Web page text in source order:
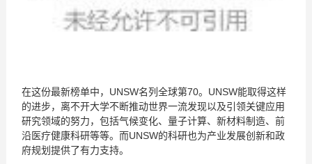
在这份最新榜单中，UNSW名列全球第70。UNSW能取得这样
的进步，离不开大学不断推动世界一流发现以及引领关键应用
研究领域的努力，包括气候变化、量子计算、新材料制造、前
沿医疗健康科研等等。而UNSW的科研也为产业发展创新和政
府规划提供了有力支持。